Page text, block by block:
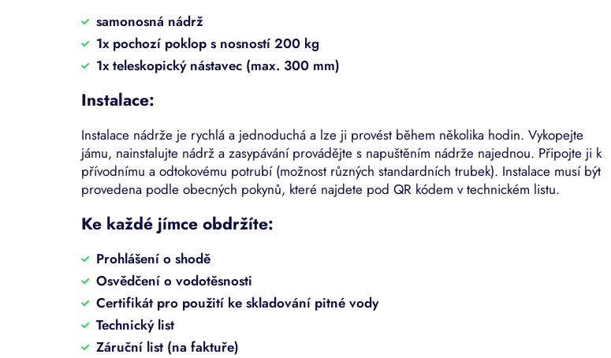
samonosná nádrž
1x pochozí poklop s nosností 200 kg
1x teleskopický nástavec (max. 300 mm)
Instalace:
Instalace nádrže je rychlá a jednoduchá a lze ji provést během několika hodin. Vykopejte
jámu, nainstalujte nádrž a zasypávání provádějte s napuštěním nádrže najednou. Připojte ji k
přívodnímu a odtokovému potrubí (možnost různých standardních trubek). Instalace musí být
provedena podle obecných pokynů, které najdete pod QR kódem v technickém listu.
Ke každé jímce obdržíte:
Prohlášení o shodě
Osvědčení o vodotěsnosti
Certifikát pro použití ke skladování pitné vody
Technický list
Záruční list (na faktuře)